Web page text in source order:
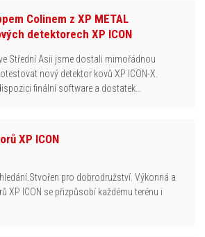
Colinem z XP METAL
detektorech XP ICON
Střední Asii jsme dostali mimořádnou
nový detektor kovů XP ICON-X.
finální software a dostatek…
XP ICON
pro dobrodružství. Výkonná a
XP ICON se přizpůsobí každému terénu i